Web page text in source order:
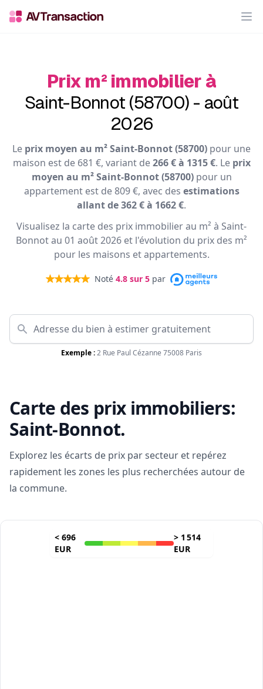
Prix m² immobilier à
Saint-Bonnot (58700) - août
2026
Le prix moyen au m² Saint-Bonnot (58700) pour une
maison est de 681 €, variant de266 € à 1315 €. Le prix
moyen au m² Saint-Bonnot (58700)pour un
appartement est de 809 €, avec des estimations
allant de 362 € à 1662 €.
Visualisez la carte des prix immobilier au m² à Saint-
Bonnot au 01 août 2026 et l'évolution du prix des m²
pour les maisons et appartements.
Noté 4.8 sur 5 par
Exemple :2 Rue Paul Cézanne 75008 Paris
Carte des prix immobiliers:
Saint-Bonnot.
Explorez les écarts de prix par secteur et repérez
rapidement les zones les plus recherchées autour de
la commune.
< 696
EUR
> 1 514
EUR